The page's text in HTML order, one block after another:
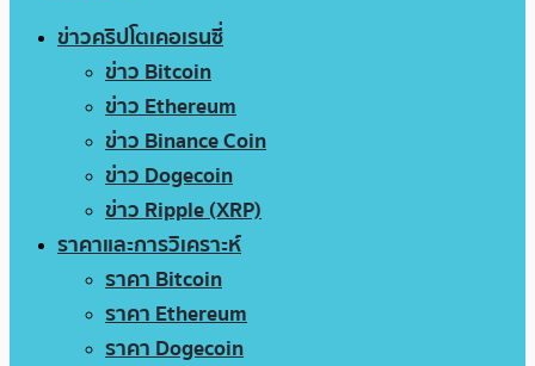
ข่าวคริปโตเคอเรนซี่
ข่าว Bitcoin
ข่าว Ethereum
ข่าว Binance Coin
ข่าว Dogecoin
ข่าว Ripple (XRP)
ราคาและการวิเคราะห์
ราคา Bitcoin
ราคา Ethereum
ราคา Dogecoin